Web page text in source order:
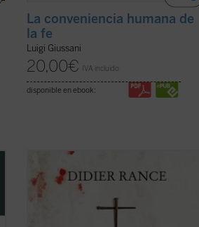
La conveniencia humana de
la fe
Luigi Giussani
20,00€ IVA incluido
disponible en ebook:
En la Albania comunista tuvo lugar la
mayor persecución de la Iglesia católica
en el siglo XX. «Nunca antes había
conocido la historia algo como lo